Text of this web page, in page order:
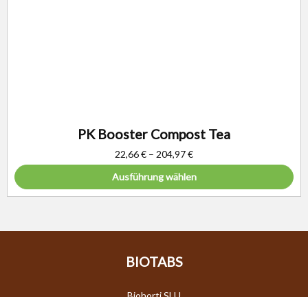
PK Booster Compost Tea
22,66€ – 204,97€
Ausführung wählen
BIOTABS